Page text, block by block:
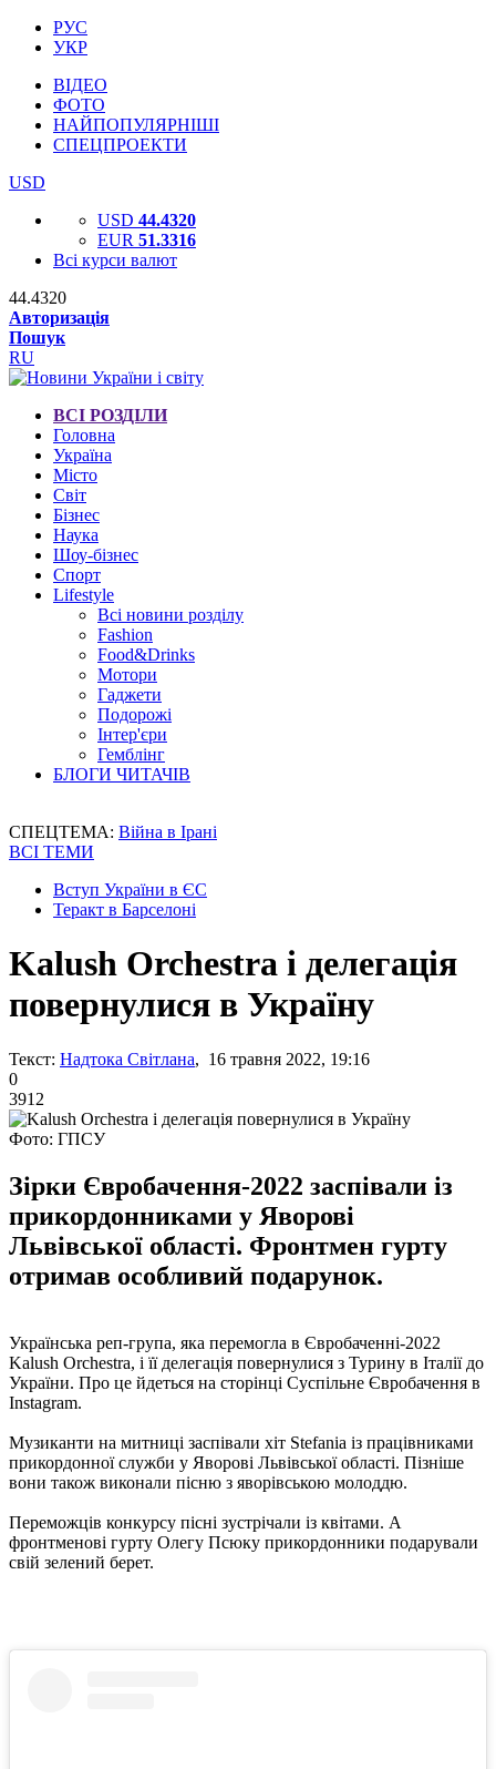
РУС
УКР
ВІДЕО
ФОТО
НАЙПОПУЛЯРНІШІ
СПЕЦПРОЕКТИ
USD
USD 44.4320
EUR 51.3316
Всі курси валют
44.4320
Авторизація
Пошук
RU
ВСІ РОЗДІЛИ
Головна
Україна
Місто
Світ
Бізнес
Наука
Шоу-бізнес
Спорт
Lifestyle
Всі новини розділу
Fashion
Food&Drinks
Мотори
Гаджети
Подорожі
Інтер'єри
Гемблінг
БЛОГИ ЧИТАЧІВ
СПЕЦТЕМА: Війна в Ірані
ВСІ ТЕМИ
Вступ України в ЄС
Теракт в Барселоні
Kalush Orchestra і делегація
повернулися в Україну
Текст: Надтока Світлана, 16 травня 2022, 19:16
0
3912
Фото: ГПСУ
Зірки Євробачення-2022 заспівали із
прикордонниками у Яворові
Львівської області. Фронтмен гурту
отримав особливий подарунок.
Українська реп-група, яка перемогла в Євробаченні-2022
Kalush Orchestra, і її делегація повернулися з Турину в Італії до
України. Про це йдеться на сторінці Суспільне Євробачення в
Instagram.
Музиканти на митниці заспівали хіт Stefania із працівниками
прикордонної служби у Яворові Львівської області. Пізніше
вони також виконали пісню з яворівською молоддю.
Переможців конкурсу пісні зустрічали із квітами. А
фронтменові гурту Олегу Псюку прикордонники подарували
свій зелений берет.